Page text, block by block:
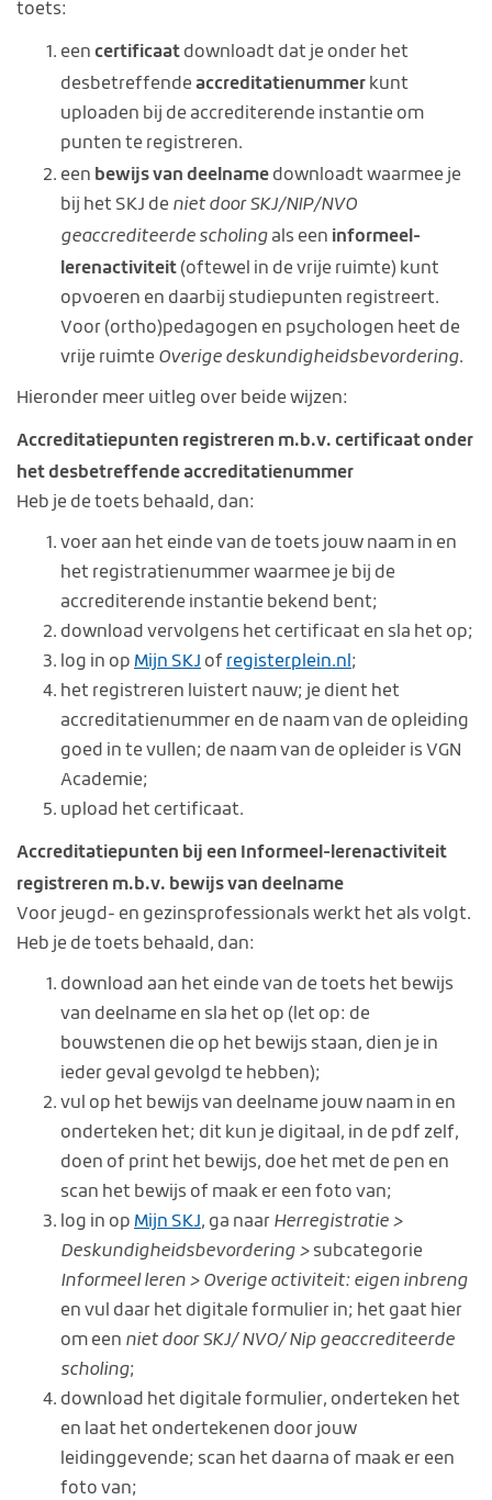
toets:
een certificaat downloadt dat je onder het
desbetreffende accreditatienummer kunt
uploaden bij de accrediterende instantie om
punten te registreren.
een bewijs van deelname downloadt waarmee je
bij het SKJ de niet door SKJ/NIP/NVO
geaccrediteerde scholing als een informeel-
lerenactiviteit (oftewel in de vrije ruimte) kunt
opvoeren en daarbij studiepunten registreert.
Voor (ortho)pedagogen en psychologen heet de
vrije ruimte Overige deskundigheidsbevordering.
Hieronder meer uitleg over beide wijzen:
Accreditatiepunten registreren m.b.v. certificaat onder
het desbetreffende accreditatienummer
Heb je de toets behaald, dan:
voer aan het einde van de toets jouw naam in en
het registratienummer waarmee je bij de
accrediterende instantie bekend bent;
download vervolgens het certificaat en sla het op;
log in op Mijn SKJ of registerplein.nl;
het registreren luistert nauw; je dient het
accreditatienummer en de naam van de opleiding
goed in te vullen; de naam van de opleider is VGN
Academie;
upload het certificaat.
Accreditatiepunten bij een Informeel-lerenactiviteit
registreren m.b.v. bewijs van deelname
Voor jeugd- en gezinsprofessionals werkt het als volgt.
Heb je de toets behaald, dan:
download aan het einde van de toets het bewijs
van deelname en sla het op (let op: de
bouwstenen die op het bewijs staan, dien je in
ieder geval gevolgd te hebben);
vul op het bewijs van deelname jouw naam in en
onderteken het; dit kun je digitaal, in de pdf zelf,
doen of print het bewijs, doe het met de pen en
scan het bewijs of maak er een foto van;
log in op Mijn SKJ, ga naar Herregistratie >
Deskundigheidsbevordering >subcategorie
Informeel leren > Overige activiteit: eigen inbreng
en vul daar het digitale formulier in; het gaat hier
om een niet door SKJ/ NVO/ Nip geaccrediteerde
scholing;
download het digitale formulier, onderteken het
en laat het ondertekenen door jouw
leidinggevende; scan het daarna of maak er een
foto van;